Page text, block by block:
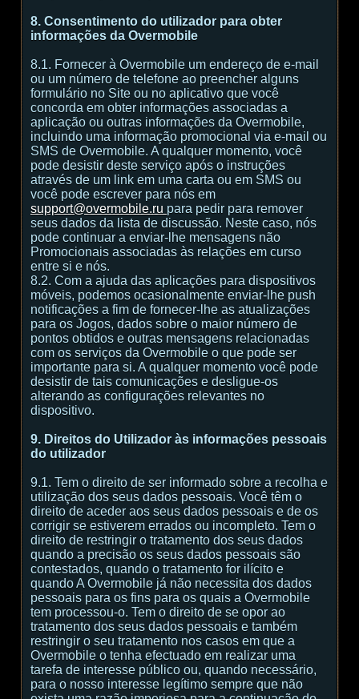
8. Consentimento do utilizador para obter
informações da Overmobile
8.1. Fornecer à Overmobile um endereço de e-mail
ou um número de telefone ao preencher alguns
formulário no Site ou no aplicativo que você
concorda em obter informações associadas a
aplicação ou outras informações da Overmobile,
incluindo uma informação promocional via e-mail ou
SMS de Overmobile. A qualquer momento, você
pode desistir deste serviço após o instruções
através de um link em uma carta ou em SMS ou
você pode escrever para nós em
support@overmobile.ru para pedir para remover
seus dados da lista de discussão. Neste caso, nós
pode continuar a enviar-lhe mensagens não
Promocionais associadas às relações em curso
entre si e nós.
8.2. Com a ajuda das aplicações para dispositivos
móveis, podemos ocasionalmente enviar-lhe push
notificações a fim de fornecer-lhe as atualizações
para os Jogos, dados sobre o maior número de
pontos obtidos e outras mensagens relacionadas
com os serviços da Overmobile o que pode ser
importante para si. A qualquer momento você pode
desistir de tais comunicações e desligue-os
alterando as configurações relevantes no
dispositivo.
9. Direitos do Utilizador às informações pessoais
do utilizador
9.1. Tem o direito de ser informado sobre a recolha e
utilização dos seus dados pessoais. Você têm o
direito de aceder aos seus dados pessoais e de os
corrigir se estiverem errados ou incompleto. Tem o
direito de restringir o tratamento dos seus dados
quando a precisão os seus dados pessoais são
contestados, quando o tratamento for ilícito e
quando A Overmobile já não necessita dos dados
pessoais para os fins para os quais a Overmobile
tem processou-o. Tem o direito de se opor ao
tratamento dos seus dados pessoais e também
restringir o seu tratamento nos casos em que a
Overmobile o tenha efectuado em realizar uma
tarefa de interesse público ou, quando necessário,
para o nosso interesse legítimo sempre que não